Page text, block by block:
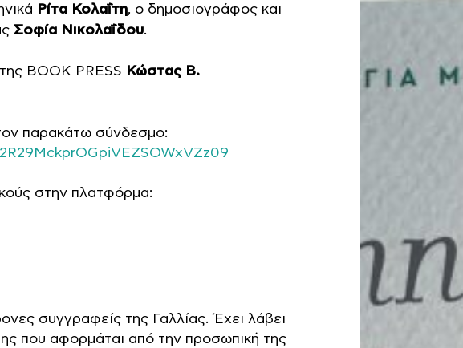
Ρίτα Κολαΐτη, ο δημοσιογράφος και
Σοφία Νικολαΐδου.
BOOK PRESS Κώστας Β.
παρακάτω σύνδεσμο:
στην πλατφόρμα:
συγγραφείς της Γαλλίας. Έχει λάβει
που αφορμάται από την προσωπική της